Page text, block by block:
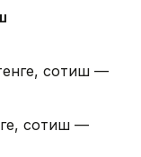
сотиш —
сотиш —